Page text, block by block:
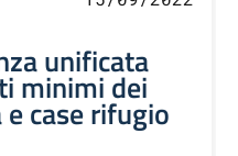
unificata
minimi dei
case rifugio